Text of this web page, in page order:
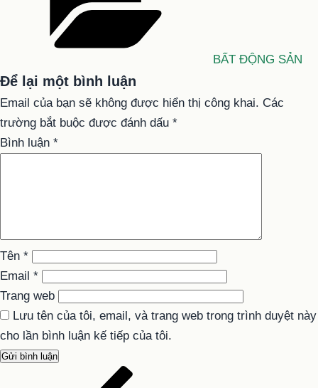
BẤT ĐỘNG SẢN
Để lại một bình luận
Email của bạn sẽ không được hiển thị công khai. Các
trường bắt buộc được đánh dấu *
Bình luận *
Tên *
Email *
Trang web
Lưu tên của tôi, email, và trang web trong trình duyệt này
cho lần bình luận kế tiếp của tôi.